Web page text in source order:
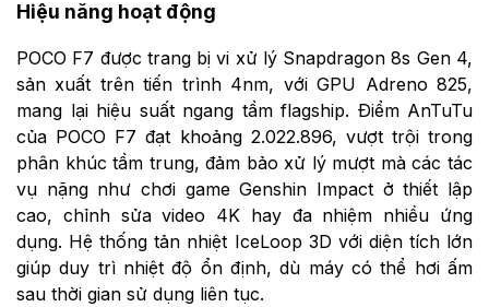
Hiệu năng hoạt động
POCO F7 được trang bị vi xử lý Snapdragon 8s Gen 4,
sản xuất trên tiến trình 4nm, với GPU Adreno 825,
mang lại hiệu suất ngang tầm flagship. Điểm AnTuTu
của POCO F7 đạt khoảng 2.022.896, vượt trội trong
phân khúc tầm trung, đảm bảo xử lý mượt mà các tác
vụ nặng như chơi game Genshin Impact ở thiết lập
cao, chỉnh sửa video 4K hay đa nhiệm nhiều ứng
dụng. Hệ thống tản nhiệt IceLoop 3D với diện tích lớn
giúp duy trì nhiệt độ ổn định, dù máy có thể hơi ấm
sau thời gian sử dụng liên tục.